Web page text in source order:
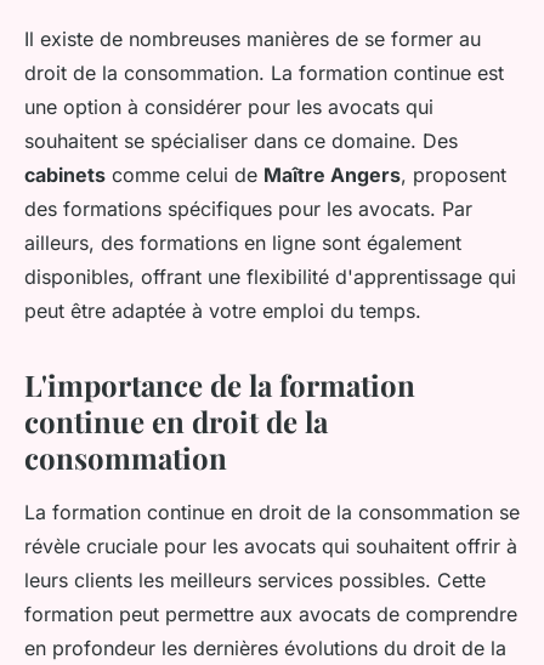
Il existe de nombreuses manières de se former au
droit de la consommation. La formation continue est
une option à considérer pour les avocats qui
souhaitent se spécialiser dans ce domaine. Des
cabinets comme celui de Maître Angers, proposent
des formations spécifiques pour les avocats. Par
ailleurs, des formations en ligne sont également
disponibles, offrant une flexibilité d'apprentissage qui
peut être adaptée à votre emploi du temps.
L'importance de la formation
continue en droit de la
consommation
La formation continue en droit de la consommation se
révèle cruciale pour les avocats qui souhaitent offrir à
leurs clients les meilleurs services possibles. Cette
formation peut permettre aux avocats de comprendre
en profondeur les dernières évolutions du droit de la